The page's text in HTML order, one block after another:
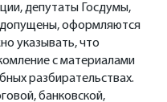
депутаты Госдумы,
допущены, оформляются
указывать, что
с материалами
разбирательствах.
банковской,